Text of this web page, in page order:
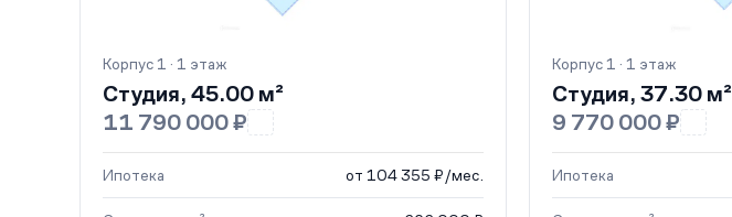
Корпус 1 · 1 этаж
Студия, 45.00 м²
11 790 000 ₽
Ипотека от 104 355 ₽/мес.
Корпус 1 · 1 этаж
Студия, 37.30 м²
9 770 000 ₽
Ипотека